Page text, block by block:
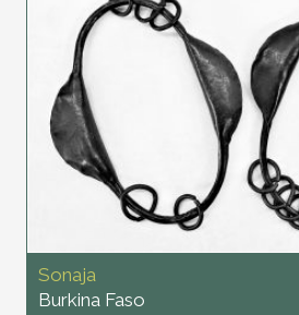
Sonaja
Burkina Faso